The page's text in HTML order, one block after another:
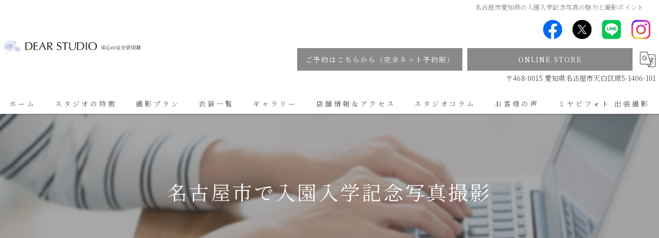
名古屋市愛知県の入園入学記念写真の魅力と撮影ポイント
ご予約はこちらから（完全ネット予約制）
ONLINE STORE
〒468-0015 愛知県名古屋市天白区原5-1406-101
ホーム スタジオの特徴
ベビーフォト
七五三
ブライダル
撮影プラン
七五三プラン
思い出に残る成人振袖撮影
衣装一覧 ギャラリー 店舗情報＆アクセス スタジオコラム お客様の声 ミヤビフォト 出張撮影
出張撮影について
名古屋市で入園入学記念写真撮影